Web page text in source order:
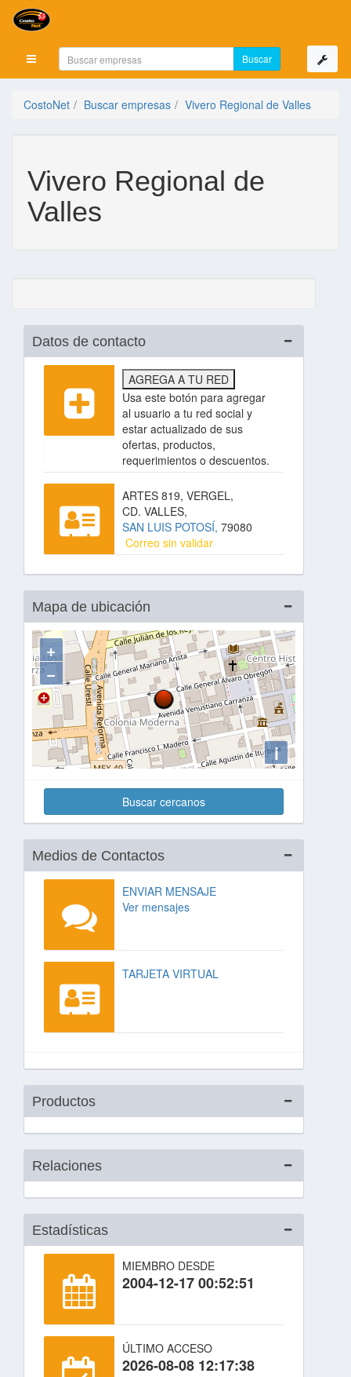
Mostrar menú
CostoNet Buscar empresas Vivero Regional de Valles
Vivero Regional de
Valles
Datos de contacto
AGREGA A TU RED
Usa este botón para agregar
al usuario a tu red social y
estar actualizado de sus
ofertas, productos,
requerimientos o descuentos.
ARTES 819, VERGEL,
CD. VALLES,
SAN LUIS POTOSÍ, 79080
Correo sin validar
Mapa de ubicación
+
−
i
Buscar cercanos
Medios de Contactos
ENVIAR MENSAJE
Ver mensajes
TARJETA VIRTUAL
Productos
Relaciones
Estadísticas
MIEMBRO DESDE
2004-12-17 00:52:51
ÚLTIMO ACCESO
2026-08-08 12:17:38